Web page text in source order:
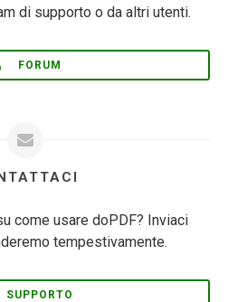
di supporto o da altri utenti.
FORUM
come usare doPDF? Inviaci
tempestivamente.
SUPPORTO